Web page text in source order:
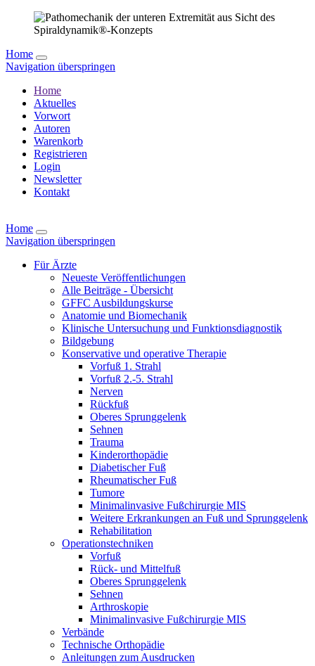
Home
Navigation überspringen
Home
Aktuelles
Vorwort
Autoren
Warenkorb
Registrieren
Login
Newsletter
Kontakt
Home
Navigation überspringen
Für Ärzte
Neueste Veröffentlichungen
Alle Beiträge - Übersicht
GFFC Ausbildungskurse
Anatomie und Biomechanik
Klinische Untersuchung und Funktionsdiagnostik
Bildgebung
Konservative und operative Therapie
Vorfuß 1. Strahl
Vorfuß 2.-5. Strahl
Nerven
Rückfuß
Oberes Sprunggelenk
Sehnen
Trauma
Kinderorthopädie
Diabetischer Fuß
Rheumatischer Fuß
Tumore
Minimalinvasive Fußchirurgie MIS
Weitere Erkrankungen an Fuß und Sprunggelenk
Rehabilitation
Operations­techniken
Vorfuß
Rück- und Mittelfuß
Oberes Sprunggelenk
Sehnen
Arthroskopie
Minimalinvasive Fußchirurgie MIS
Verbände
Technische Orthopädie
Anleitungen zum Ausdrucken